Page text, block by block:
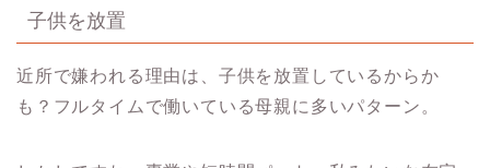
子供を放置
近所で嫌われる理由は、子供を放置しているからか
も？フルタイムで働いている母親に多いパターン。